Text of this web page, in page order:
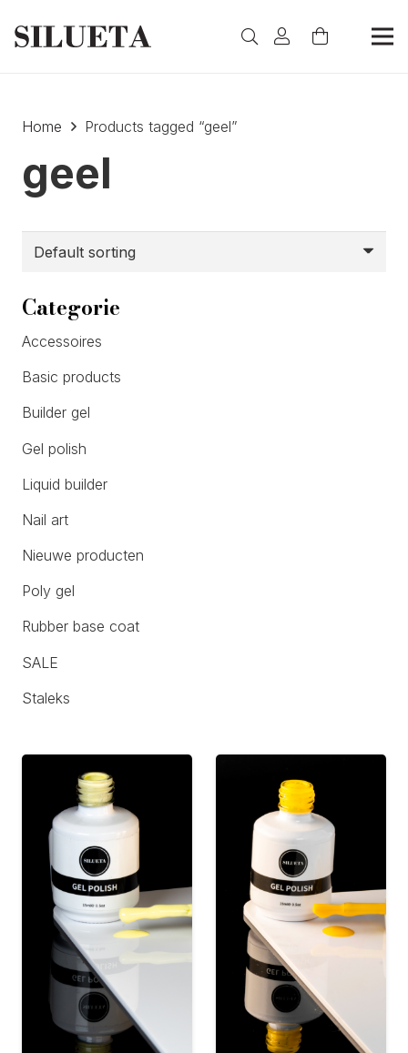
Home Products tagged “geel”
geel
Categorie
Accessoires
Basic products
Builder gel
Gel polish
Liquid builder
Nail art
Nieuwe producten
Poly gel
Rubber base coat
SALE
Staleks